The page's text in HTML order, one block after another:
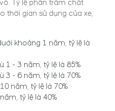
Tỷ lệ phần trăm chất
thời gian sử dụng của xe,
khoảng 1 năm, tỷ lệ là
1 - 3 năm, tỷ lệ là 85%
3 - 6 năm, tỷ lệ là 70%
năm, tỷ lệ là 70%
tỷ lệ là 40%